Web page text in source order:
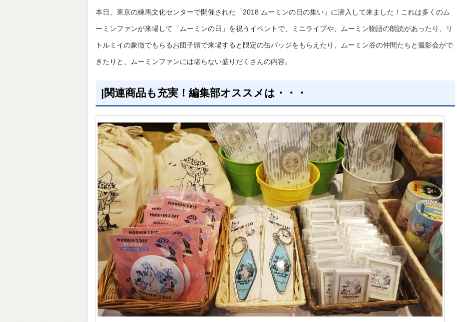
本日、東京の練馬文化センターで開催された「2018 ムーミンの日の集い」に潜入して来ました！これは多くのム
ーミンファンが来場して「ムーミンの日」を祝うイベントで、ミニライブや、ムーミン物語の朗読があったり、リ
トルミイの象徴でもらるお団子頭で来場すると限定の缶バッジをもらえたり、ムーミン谷の仲間たちと撮影会がで
きたりと、ムーミンファンには堪らない盛りだくさんの内容。
|関連商品も充実！編集部オススメは・・・